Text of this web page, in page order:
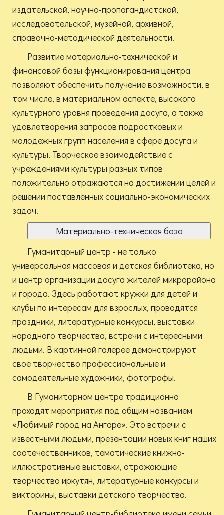
издательской, научно-пропагандистской,
исследовательской, музейной, архивной,
справочно-методической деятельности.
Развитие материально-технической и
финансовой базы функционирования центра
позволяют обеспечить получение возможности, в
том числе, в материальном аспекте, высокого
культурного уровня проведения досуга, а также
удовлетворения запросов подростковых и
молодежных групп населения в сфере досуга и
культуры. Творческое взаимодействие с
учреждениями культуры разных типов
положительно отражаются на достижении целей и
решении поставленных социально-экономических
задач.
Материально-техническая база
Гуманитарный центр - не только
универсальная массовая и детская библиотека, но
и центр организации досуга жителей микрорайона
и города. Здесь работают кружки для детей и
клубы по интересам для взрослых, проводятся
праздники, литературные конкурсы, выставки
народного творчества, встречи с интересными
людьми. В картинной галерее демонстрируют
свое творчество профессиональные и
самодеятельные художники, фотографы.
В Гуманитарном центре традиционно
проходят мероприятия под общим названием
«Любимый город на Ангаре». Это встречи с
известными людьми, презентации новых книг наших
соотечественников, тематические книжно-
иллюстративные выставки, отражающие
творчество иркутян, литературные конкурсы и
викторины, выставки детского творчества.